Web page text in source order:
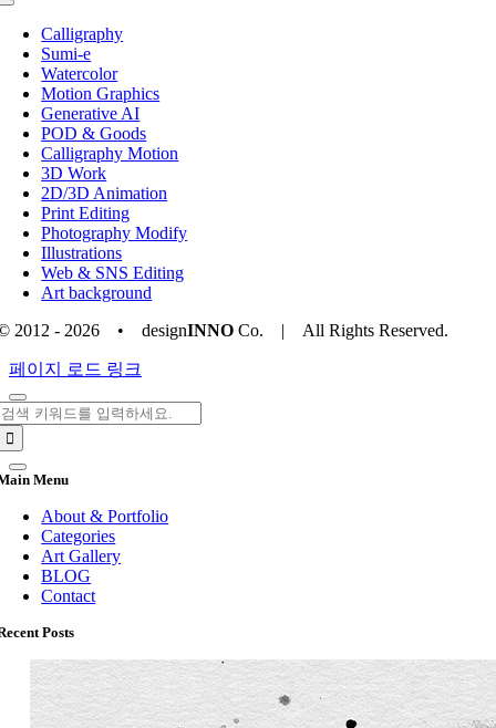
Toggle
NavigationCalligraphy
Sumi-e
Watercolor
Motion Graphics
Generative AI
POD & Goods
Calligraphy Motion
3D Work
2D/3D Animation
Print Editing
Photography Modify
Illustrations
Web & SNS Editing
Art background
2012 - 2026 • designINNO Co. | All Rights Reserved.
Toggle
Bar
Area
페이지 로드 링크
:
Menu
About & Portfolio
Categories
Art Gallery
BLOG
Contact
Posts